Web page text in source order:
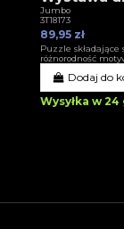
Jumbo
3T18173
89,95 zł
Puzzle
różnorodność
Dodaj do
Wysyłka w